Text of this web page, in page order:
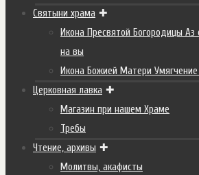
Святыни храма
Икона Пресвятой Богородицы
на вы
Икона Божией Матери
Церковная лавка
Магазин при нашем Храме
Требы
Чтение, архивы
Молитвы, акафисты